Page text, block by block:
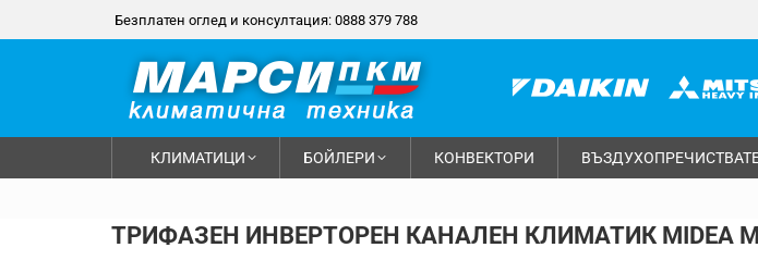
Безплатен оглед и консултация: 0888 379 788
КЛИМАТИЦИ БОЙЛЕРИ КОНВЕКТОРИ
ТРИФАЗЕН ИНВЕРТОРЕН КАНАЛЕН КЛИМАТИК MIDEA